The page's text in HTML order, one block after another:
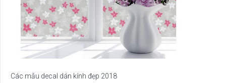
Các mẫu decal dán kính đẹp 2018